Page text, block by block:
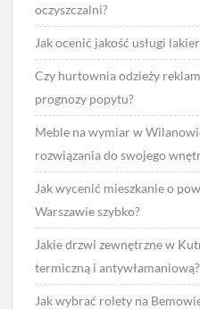
oczyszczalni?
Jak ocenić jakość usługi
Czy hurtownia odzieży
prognozy popytu?
Meble na wymiar w
rozwiązania do swojego
Jak wycenić mieszkanie o
Warszawie szybko?
Jakie drzwi zewnętrzne w
termiczną i antywłamaniową?
Jak wybrać rolety na